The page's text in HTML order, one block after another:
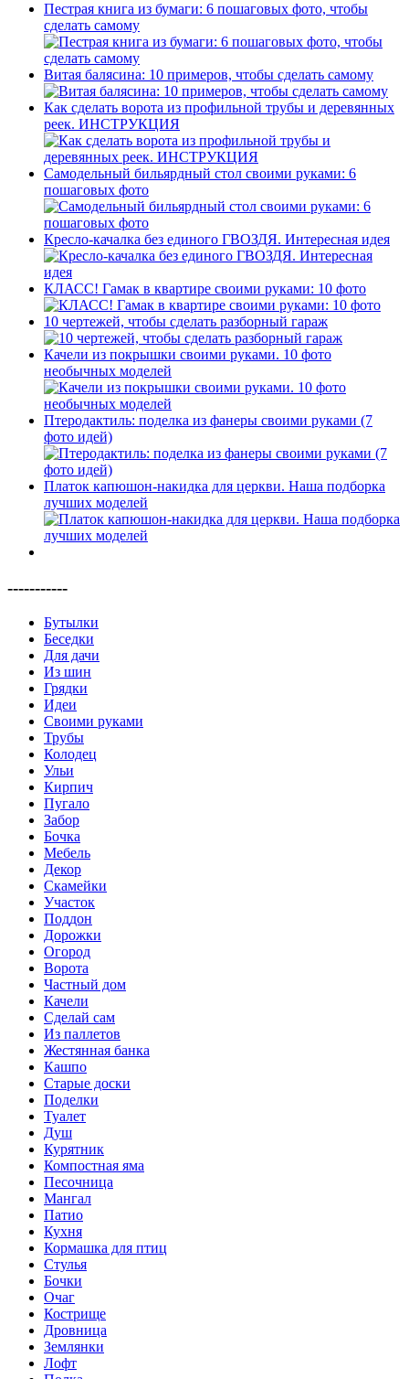
Пестрая книга из бумаги: 6 пошаговых фото, чтобы
сделать самому
Витая балясина: 10 примеров, чтобы сделать самому
Как сделать ворота из профильной трубы и деревянных
реек. ИНСТРУКЦИЯ
Самодельный бильярдный стол своими руками: 6
пошаговых фото
Кресло-качалка без единого ГВОЗДЯ. Интересная идея
КЛАСС! Гамак в квартире своими руками: 10 фото
10 чертежей, чтобы сделать разборный гараж
Качели из покрышки своими руками. 10 фото
необычных моделей
Птеродактиль: поделка из фанеры своими руками (7
фото идей)
Платок капюшон-накидка для церкви. Наша подборка
лучших моделей
-----------
Бутылки
Беседки
Для дачи
Из шин
Грядки
Идеи
Своими руками
Трубы
Колодец
Ульи
Кирпич
Пугало
Забор
Бочка
Мебель
Декор
Скамейки
Участок
Поддон
Дорожки
Огород
Ворота
Частный дом
Качели
Сделай сам
Из паллетов
Жестянная банка
Кашпо
Старые доски
Поделки
Туалет
Душ
Курятник
Компостная яма
Песочница
Мангал
Патио
Кухня
Кормашка для птиц
Стулья
Бочки
Очаг
Кострище
Дровница
Землянки
Лофт